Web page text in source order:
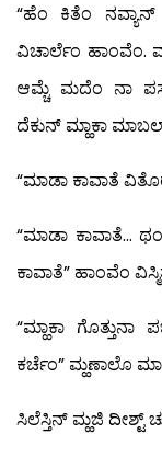
“ಹೆಂ ಕಿತೆಂ
ವಿಚಾರ್ಲೆಂ
ಆಮ್ಚೆ ಮದೆಂ ನಾ
ದೆಕುನ್ ಮ್ಹಾಕಾ
“ಮಾಡಾ ಕಾವಾತೆ
“ಮಾಡಾ ಕಾವಾತೆ…
ಕಾವಾತೆ” ಹಾಂವೆಂ
“ಮ್ಹಾಕಾ
ಕರ್ಚೆಂ” ಮ್ಹಣಾಲೊ
ಸಿಲೆಸ್ತಿನ್ ಮ್ಹಜಿ ದೀಶ್ಟ್